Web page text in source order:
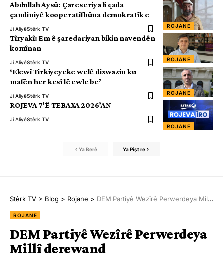
ROJANE
Abdullah Aysû: Çareseriya li qada
çandiniyê kooperatîfbûna demokratîk e
Ji AliyêStêrk TV
ROJANE
Tîryakî: Em ê şaredariyan bikin navendên
komînan
Ji AliyêStêrk TV
ROJANE
‘Elewî Tirkiyeyeke welê dixwazin ku
mafên her kesî lê ewle be’
Ji AliyêStêrk TV
ROJANE
ROJEVA 7’Ê TEBAXA 2026’AN
Ji AliyêStêrk TV
Ya Berê Ya Pişt re
Stêrk TV > Blog > Rojane > DEM Partiyê Wezîrê Perwerdeya Millî derewand
ROJANE
DEM Partiyê Wezîrê Perwerdeya
Millî derewand